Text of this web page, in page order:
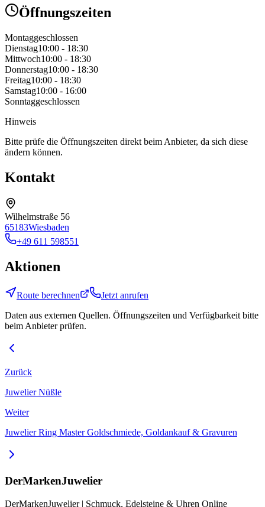
Öffnungszeiten
Montaggeschlossen
Dienstag10:00 - 18:30
Mittwoch10:00 - 18:30
Donnerstag10:00 - 18:30
Freitag10:00 - 18:30
Samstag10:00 - 16:00
Sonntaggeschlossen
Hinweis
Bitte prüfe die Öffnungszeiten direkt beim Anbieter, da sich diese
ändern können.
Kontakt
Wilhelmstraße 56
65183Wiesbaden
+49 611 598551
Aktionen
Route berechnen
Jetzt anrufen
Daten aus externen Quellen. Öffnungszeiten und Verfügbarkeit bitte
beim Anbieter prüfen.
Zurück
Juwelier Nüßle
Weiter
Juwelier Ring Master Goldschmiede, Goldankauf & Gravuren
DerMarkenJuwelier
DerMarkenJuwelier | Schmuck, Edelsteine & Uhren Online